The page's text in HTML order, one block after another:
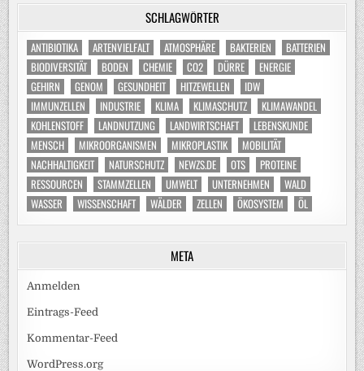
SCHLAGWÖRTER
ANTIBIOTIKA ARTENVIELFALT ATMOSPHÄRE BAKTERIEN
BATTERIEN
BIODIVERSITÄT
BODEN CHEMIE CO2 DÜRRE
ENERGIE
GEHIRN
GENOM GESUNDHEIT HITZEWELLEN
IDW
IMMUNZELLEN
INDUSTRIE KLIMA KLIMASCHUTZ
KLIMAWANDEL
KOHLENSTOFF
LANDNUTZUNG LANDWIRTSCHAFT
LEBENSKUNDE
MENSCH
MIKROORGANISMEN MIKROPLASTIK
MOBILITÄT
NACHHALTIGKEIT
NATURSCHUTZ NEWZS.DE OTS
PROTEINE
RESSOURCEN
STAMMZELLEN UMWELT UNTERNEHMEN
WALD
WASSER
WISSENSCHAFT WÄLDER ZELLEN ÖKOSYSTEM ÖL
META
Anmelden
Eintrags-Feed
Kommentar-Feed
WordPress.org